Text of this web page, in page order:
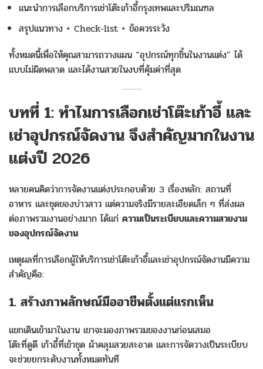
แนะนำการเลือกบริการเช่าโต๊ะเก้าอี้กรุงเทพและปริมณฑล
สรุปแนวทาง + Check-list + ข้อควรระวัง
ทั้งหมดนี้เพื่อให้คุณสามารถวางแผน “อุปกรณ์ทุกชิ้นในงานแต่ง” ได้
แบบไม่ผิดพลาด และได้งานสวยในงบที่คุ้มค่าที่สุด
บทที่ 1: ทำไมการเลือกเช่าโต๊ะเก้าอี้ และ
เช่าอุปกรณ์จัดงาน จึงสำคัญมากในงาน
แต่งปี 2026
หลายคนคิดว่าการจัดงานแต่งประกอบด้วย 3 เรื่องหลัก: สถานที่
อาหาร และชุดของบ่าวสาว แต่ความจริงมีรายละเอียดเล็ก ๆ ที่ส่งผล
ต่อภาพรวมงานอย่างมาก ได้แก่ ความเป็นระเบียบและความสวยงาม
ของอุปกรณ์จัดงาน
เหตุผลที่การเลือกผู้ให้บริการเช่าโต๊ะเก้าอี้และเช่าอุปกรณ์จัดงานมีความ
สำคัญคือ:
1. สร้างภาพลักษณ์มืออาชีพตั้งแต่แรกเห็น
แขกเดินเข้ามาในงาน เขาจะมองภาพรวมของงานก่อนเสมอ
โต๊ะที่ดูดี เก้าอี้ที่เข้าชุด ผ้าคลุมสวยสะอาด และการจัดวางเป็นระเบียบ
จะช่วยยกระดับงานทั้งหมดทันที